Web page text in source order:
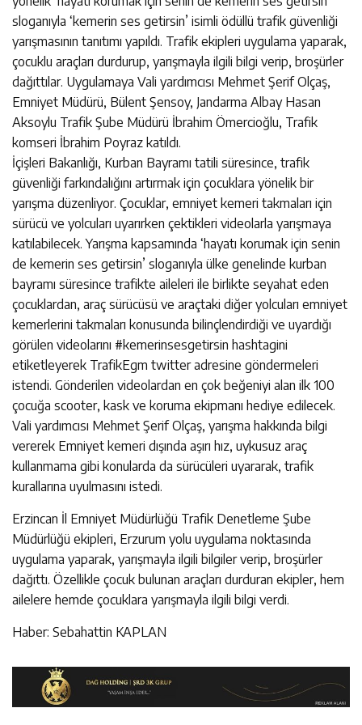
sloganıyla ‘kemerin ses getirsin’ isimli ödüllü trafik güvenliği
yarışmasının tanıtımı yapıldı. Trafik ekipleri uygulama yaparak,
çocuklu araçları durdurup, yarışmayla ilgili bilgi verip, broşürler
dağıttılar. Uygulamaya Vali yardımcısı Mehmet Şerif Olçaş,
Emniyet Müdürü, Bülent Şensoy, Jandarma Albay Hasan
Aksoylu Trafik Şube Müdürü İbrahim Ömercioğlu, Trafik
komseri İbrahim Poyraz katıldı.
İçişleri Bakanlığı, Kurban Bayramı tatili süresince, trafik
güvenliği farkındalığını artırmak için çocuklara yönelik bir
yarışma düzenliyor. Çocuklar, emniyet kemeri takmaları için
sürücü ve yolcuları uyarırken çektikleri videolarla yarışmaya
katılabilecek. Yarışma kapsamında ‘hayatı korumak için senin
de kemerin ses getirsin’ sloganıyla ülke genelinde kurban
bayramı süresince trafikte aileleri ile birlikte seyahat eden
çocuklardan, araç sürücüsü ve araçtaki diğer yolcuları emniyet
kemerlerini takmaları konusunda bilinçlendirdiği ve uyardığı
görülen videolarını #kemerinsesgetirsin hashtagini
etiketleyerek TrafikEgm twitter adresine göndermeleri
istendi. Gönderilen videolardan en çok beğeniyi alan ilk 100
çocuğa scooter, kask ve koruma ekipmanı hediye edilecek.
Vali yardımcısı Mehmet Şerif Olçaş, yarışma hakkında bilgi
vererek Emniyet kemeri dışında aşırı hız, uykusuz araç
kullanmama gibi konularda da sürücüleri uyararak, trafik
kurallarına uyulmasını istedi.
Erzincan İl Emniyet Müdürlüğü Trafik Denetleme Şube
Müdürlüğü ekipleri, Erzurum yolu uygulama noktasında
uygulama yaparak, yarışmayla ilgili bilgiler verip, broşürler
dağıttı. Özellikle çocuk bulunan araçları durduran ekipler, hem
ailelere hemde çocuklara yarışmayla ilgili bilgi verdi.
Haber: Sebahattin KAPLAN